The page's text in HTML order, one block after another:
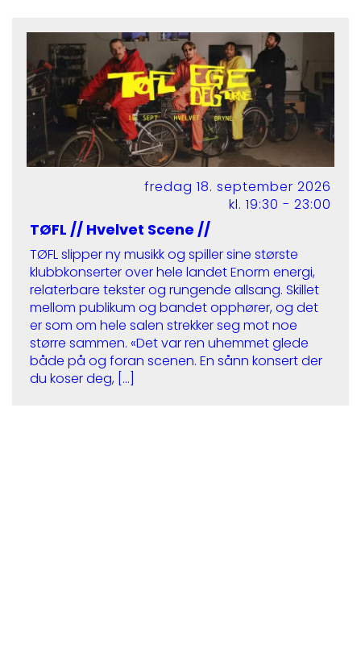
fredag 18. september 2026
kl. 19:30 - 23:00
TØFL // Hvelvet Scene //
TØFL slipper ny musikk og spiller sine største
klubbkonserter over hele landet Enorm energi,
relaterbare tekster og rungende allsang. Skillet
mellom publikum og bandet opphører, og det
er som om hele salen strekker seg mot noe
større sammen. «Det var ren uhemmet glede
både på og foran scenen. En sånn konsert der
du koser deg, […]